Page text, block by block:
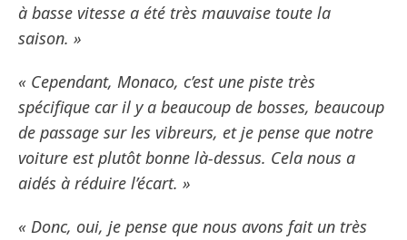
à basse vitesse a été très mauvaise toute la
saison. »
« Cependant, Monaco, c’est une piste très
spécifique car il y a beaucoup de bosses, beaucoup
de passage sur les vibreurs, et je pense que notre
voiture est plutôt bonne là-dessus. Cela nous a
aidés à réduire l’écart. »
« Donc, oui, je pense que nous avons fait un très